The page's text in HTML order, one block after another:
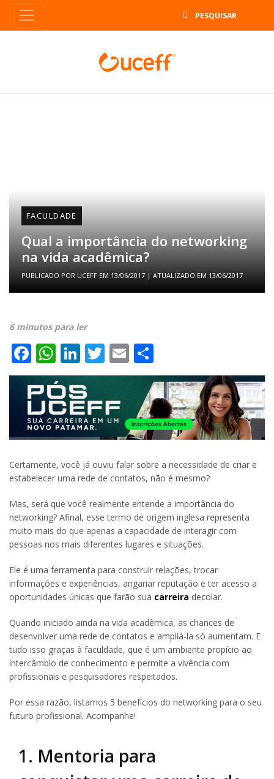
FACULDADE
Qual a importância do networking
na vida acadêmica?
PUBLICADO POR UCEFF EM 13/06/2017 | ATUALIZADO EM 13/06/2017
6 minutos para ler
Facebook
WhatsApp
LinkedIn
Twitter
Email
Certamente, você já ouviu falar sobre a necessidade de criar e
estabelecer uma rede de contatos, não é mesmo?
Mas, será que você realmente entende a importância do
networking? Afinal, esse termo de origem inglesa representa
muito mais do que apenas a capacidade de interagir com
pessoas nos mais diferentes lugares e situações.
Ele é uma ferramenta para construir relações, trocar
informações e experiências, angariar reputação e ter acesso a
oportunidades únicas que farão sua carreira decolar.
Quando iniciado ainda na vida acadêmica, as chances de
desenvolver uma rede de contatos e ampliá-la só aumentam. E
tudo isso graças à faculdade, que é um ambiente propício ao
intercâmbio de conhecimento e permite a vivência com
profissionais e pesquisadores respeitados.
Por essa razão, listamos 5 benefícios do networking para o seu
futuro profissional. Acompanhe!
1. Mentoria para